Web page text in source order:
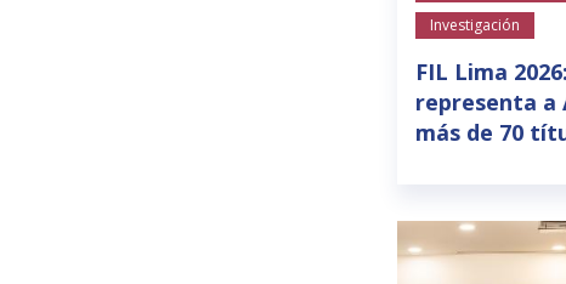
Investigación
FIL Lima
representa a
más de 70